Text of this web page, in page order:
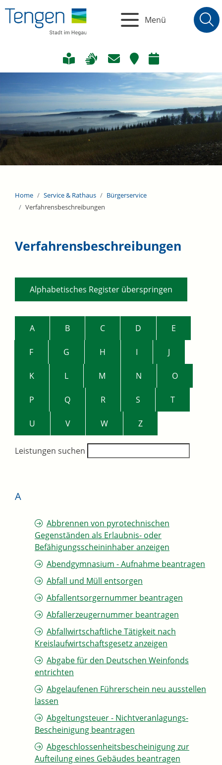
Menü
Home Service & Rathaus
Bürgerservice
Verfahrensbeschreibungen
Verfahrensbeschreibungen
Alphabetisches Register überspringen
A B C D E
F G H I J
K L M N O
P Q R S T
U V W Z
Leistungen suchen
A
Abbrennen von pyrotechnischen
Gegenständen als Erlaubnis- oder
Befähigungsscheininhaber anzeigen
Abendgymnasium - Aufnahme beantragen
Abfall und Müll entsorgen
Abfallentsorgernummer beantragen
Abfallerzeugernummer beantragen
Abfallwirtschaftliche Tätigkeit nach
Kreislaufwirtschaftsgesetz anzeigen
Abgabe für den Deutschen Weinfonds
entrichten
Abgelaufenen Führerschein neu ausstellen
lassen
Abgeltungsteuer - Nichtveranlagungs-
Bescheinigung beantragen
Abgeschlossenheitsbescheinigung zur
Aufteilung eines Gebäudes beantragen